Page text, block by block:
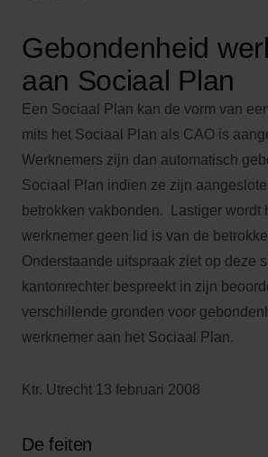
Gebondenheid
aan Sociaal Plan
Een Sociaal Plan kan de vorm van
mits het Sociaal Plan als CAO is
Werknemers zijn dan automatisch
Sociaal Plan indien ze zijn
betrokken vakbonden. Lastiger wordt
werknemer geen lid is van de
Onderstaande uitspraak ziet op deze
kantonrechter bespreekt in zijn
verschillende gronden voor
werknemer aan het Sociaal Plan.
Ktr. Utrecht 13 februari 2008
De feiten